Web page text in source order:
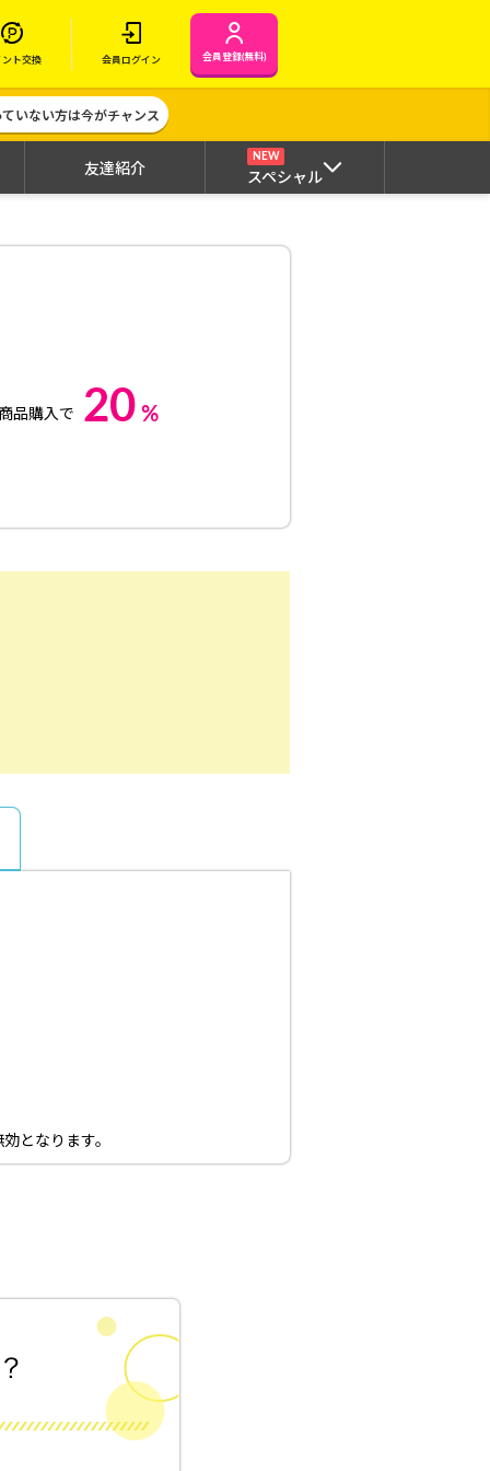
ント交換 会員ログイン 会員登録(無料)
いない方は今がチャンス
友達紹介
NEW
スペシャル
品購入で 20 %
となります。